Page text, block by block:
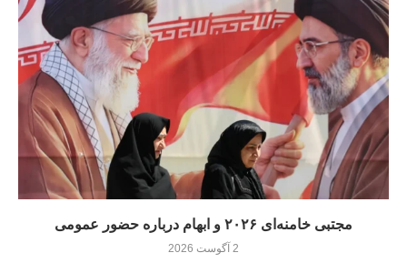
مجتبی خامنه‌ای ۲۰۲۶ و ابهام درباره حضور عمومی
2 آگوست 2026